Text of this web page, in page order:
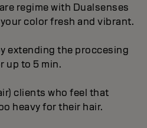
regime with Dualsenses
color fresh and vibrant.
extending the proccesing
up to 5 min.
clients who feel that
heavy for their hair.